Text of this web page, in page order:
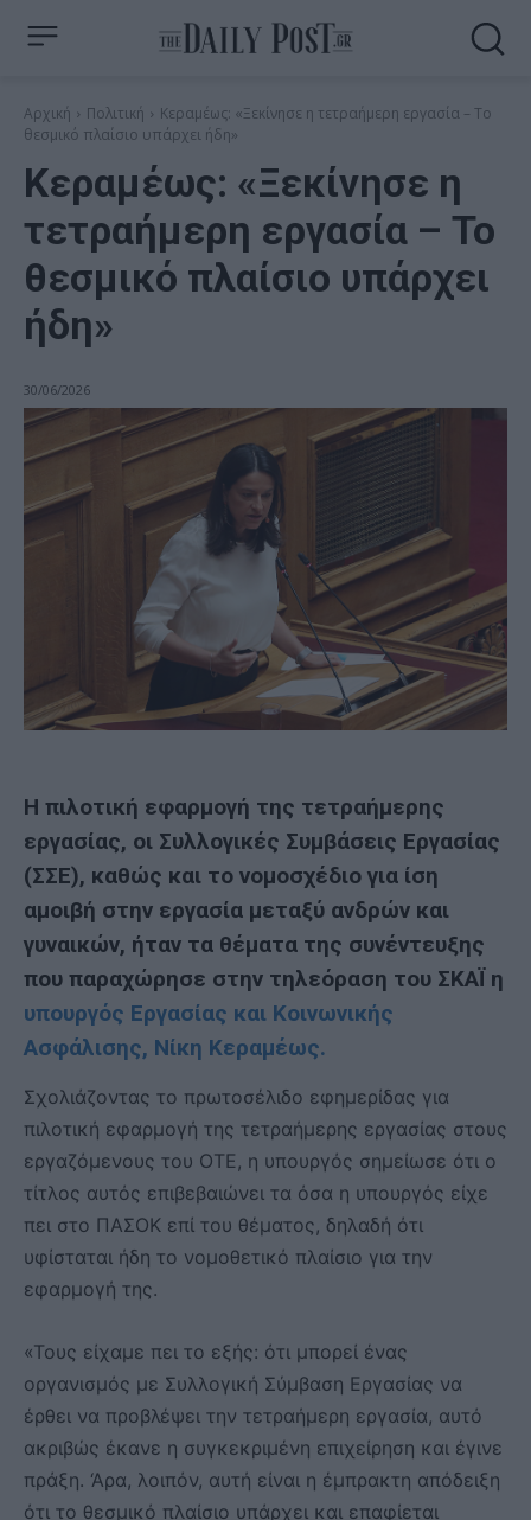
Αρχική Πολιτική
Κεραμέως: «Ξεκίνησε η τετραήμερη εργασία – Το
θεσμικό πλαίσιο υπάρχει ήδη»
Κεραμέως: «Ξεκίνησε η
τετραήμερη εργασία – Το
θεσμικό πλαίσιο υπάρχει
ήδη»
30/06/2026
Η πιλοτική εφαρμογή της τετραήμερης
εργασίας, οι Συλλογικές Συμβάσεις Εργασίας
(ΣΣΕ), καθώς και το νομοσχέδιο για ίση
αμοιβή στην εργασία μεταξύ ανδρών και
γυναικών, ήταν τα θέματα της συνέντευξης
που παραχώρησε στην τηλεόραση του ΣΚΑΪ η
υπουργός Εργασίας και Κοινωνικής
Ασφάλισης, Νίκη Κεραμέως.
Σχολιάζοντας το πρωτοσέλιδο εφημερίδας για
πιλοτική εφαρμογή της τετραήμερης εργασίας στους
εργαζόμενους του ΟΤΕ, η υπουργός σημείωσε ότι ο
τίτλος αυτός επιβεβαιώνει τα όσα η υπουργός είχε
πει στο ΠΑΣΟΚ επί του θέματος, δηλαδή ότι
υφίσταται ήδη το νομοθετικό πλαίσιο για την
εφαρμογή της.
«Τους είχαμε πει το εξής: ότι μπορεί ένας
οργανισμός με Συλλογική Σύμβαση Εργασίας να
έρθει να προβλέψει την τετραήμερη εργασία, αυτό
ακριβώς έκανε η συγκεκριμένη επιχείρηση και έγινε
πράξη. ‘Αρα, λοιπόν, αυτή είναι η έμπρακτη απόδειξη
ότι το θεσμικό πλαίσιο υπάρχει και επαφίεται